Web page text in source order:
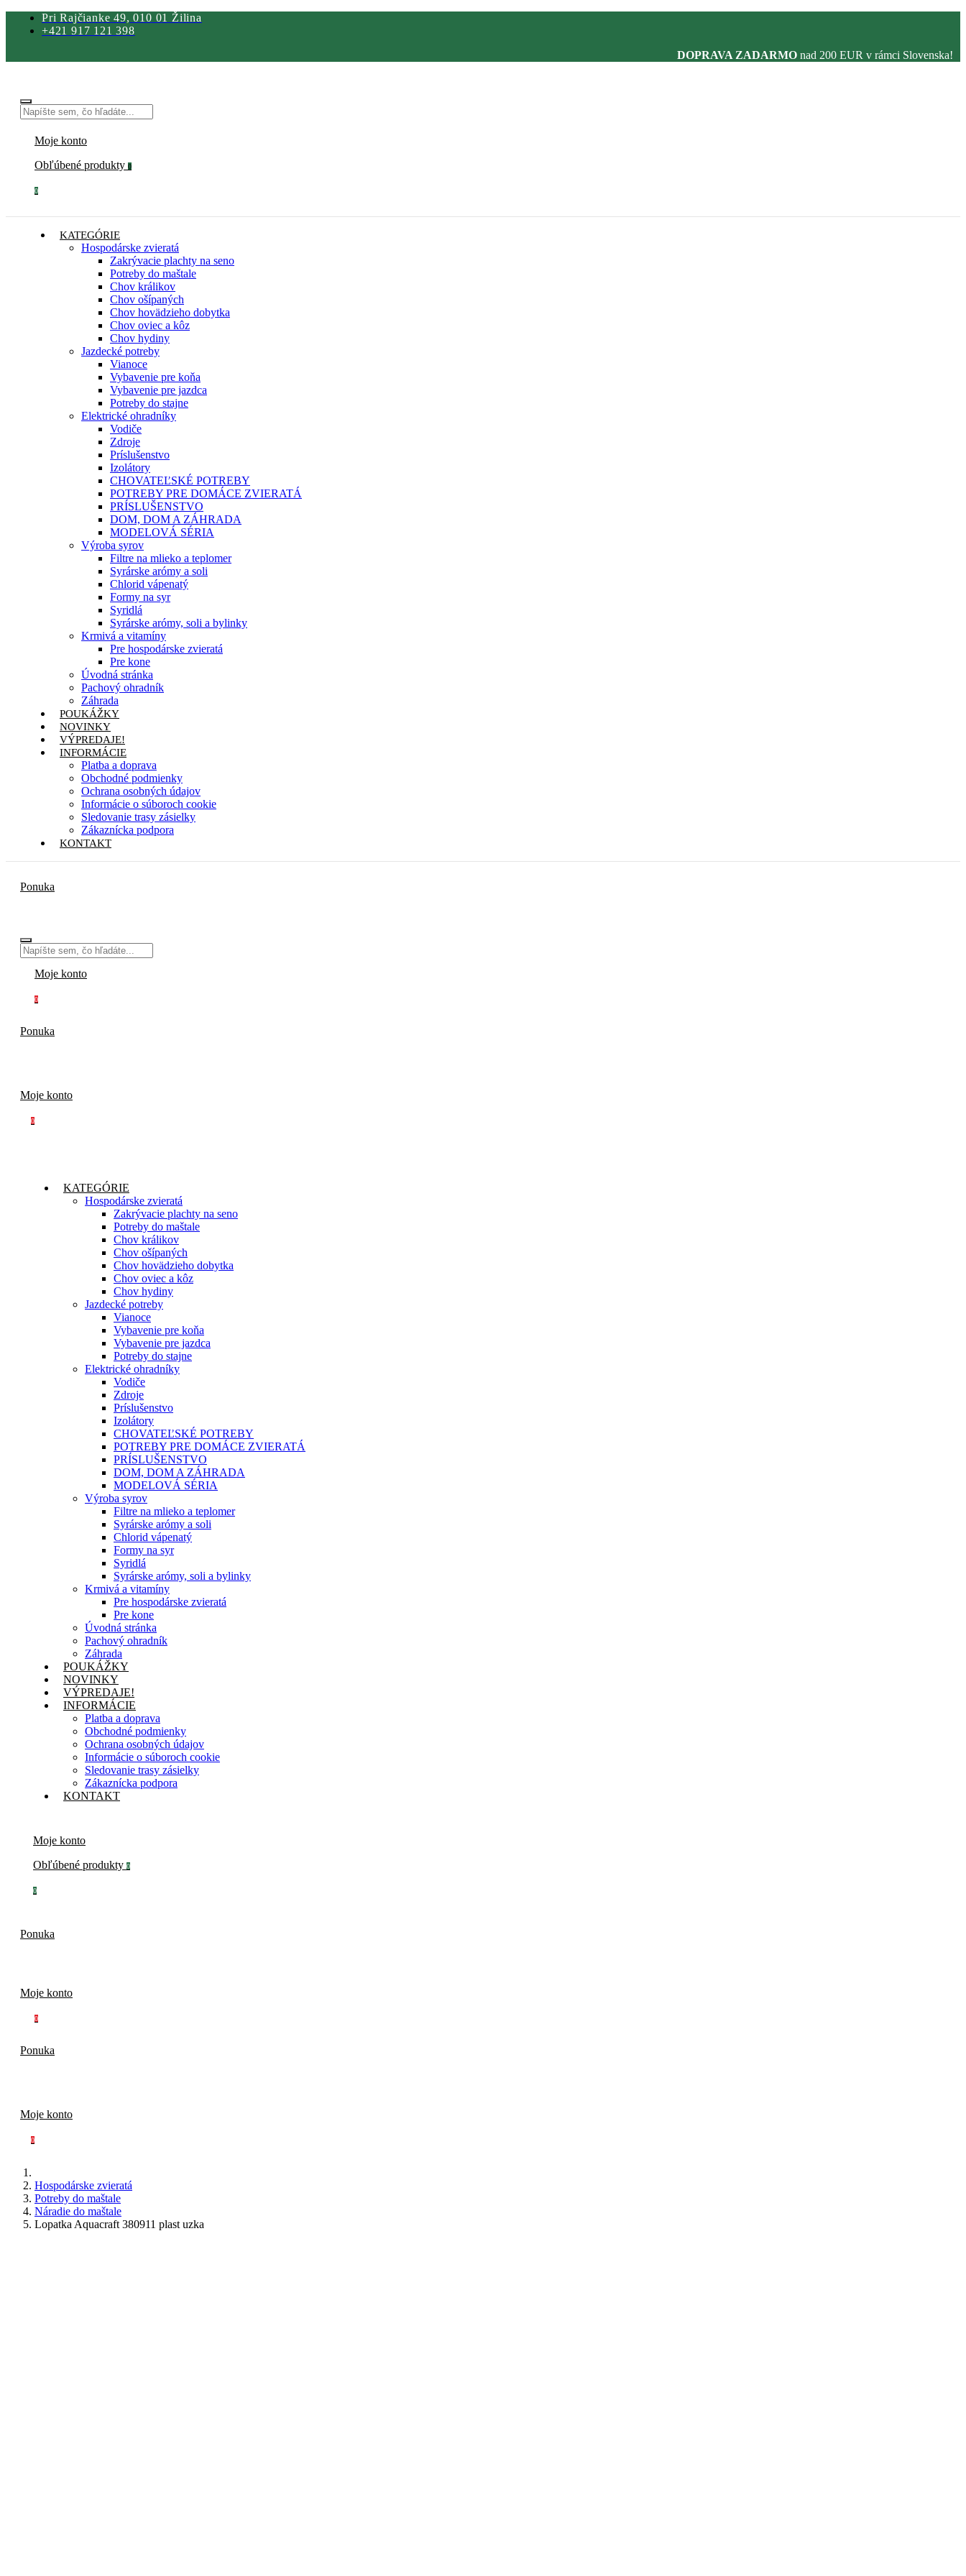
Pri Rajčianke 49, 010 01 Žilina
+421 917 121 398
DOPRAVA ZADARMO nad 200 EUR v rámci Slovenska!
Moje konto
Obľúbené produkty 0
0
KATEGÓRIE
Hospodárske zvieratá
Zakrývacie plachty na seno
Potreby do maštale
Chov králikov
Chov ošípaných
Chov hovädzieho dobytka
Chov oviec a kôz
Chov hydiny
Jazdecké potreby
Vianoce
Vybavenie pre koňa
Vybavenie pre jazdca
Potreby do stajne
Elektrické ohradníky
Vodiče
Zdroje
Príslušenstvo
Izolátory
CHOVATEĽSKÉ POTREBY
POTREBY PRE DOMÁCE ZVIERATÁ
PRÍSLUŠENSTVO
DOM, DOM A ZÁHRADA
MODELOVÁ SÉRIA
Výroba syrov
Filtre na mlieko a teplomer
Syrárske arómy a soli
Chlorid vápenatý
Formy na syr
Syridlá
Syrárske arómy, soli a bylinky
Krmivá a vitamíny
Pre hospodárske zvieratá
Pre kone
Úvodná stránka
Pachový ohradník
Záhrada
POUKÁŽKY
NOVINKY
VÝPREDAJE!
INFORMÁCIE
Platba a doprava
Obchodné podmienky
Ochrana osobných údajov
Informácie o súboroch cookie
Sledovanie trasy zásielky
Zákaznícka podpora
KONTAKT
Ponuka
Moje konto
0
Ponuka
Moje konto
0
KATEGÓRIE
Hospodárske zvieratá
Zakrývacie plachty na seno
Potreby do maštale
Chov králikov
Chov ošípaných
Chov hovädzieho dobytka
Chov oviec a kôz
Chov hydiny
Jazdecké potreby
Vianoce
Vybavenie pre koňa
Vybavenie pre jazdca
Potreby do stajne
Elektrické ohradníky
Vodiče
Zdroje
Príslušenstvo
Izolátory
CHOVATEĽSKÉ POTREBY
POTREBY PRE DOMÁCE ZVIERATÁ
PRÍSLUŠENSTVO
DOM, DOM A ZÁHRADA
MODELOVÁ SÉRIA
Výroba syrov
Filtre na mlieko a teplomer
Syrárske arómy a soli
Chlorid vápenatý
Formy na syr
Syridlá
Syrárske arómy, soli a bylinky
Krmivá a vitamíny
Pre hospodárske zvieratá
Pre kone
Úvodná stránka
Pachový ohradník
Záhrada
POUKÁŽKY
NOVINKY
VÝPREDAJE!
INFORMÁCIE
Platba a doprava
Obchodné podmienky
Ochrana osobných údajov
Informácie o súboroch cookie
Sledovanie trasy zásielky
Zákaznícka podpora
KONTAKT
Moje konto
Obľúbené produkty 0
0
Ponuka
Moje konto
0
Ponuka
Moje konto
0
Hospodárske zvieratá
Potreby do maštale
Náradie do maštale
Lopatka Aquacraft 380911 plast uzka